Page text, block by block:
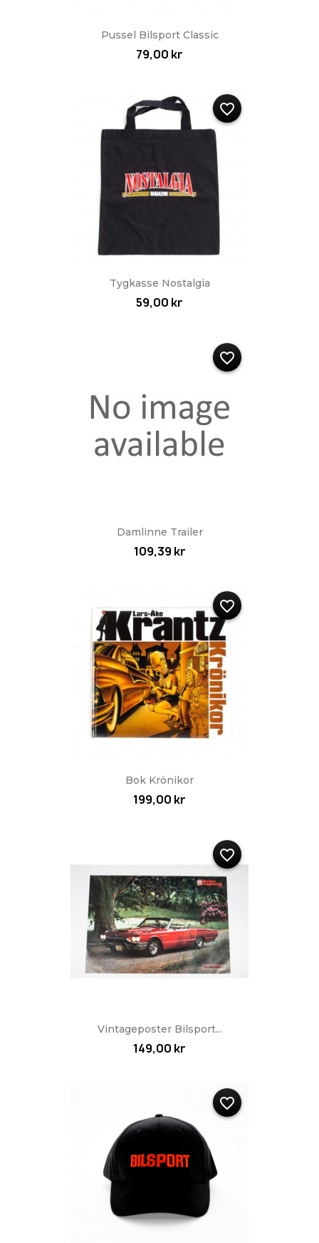
Pussel Bilsport Classic
79,00 kr
Tygkasse Nostalgia
59,00 kr
favorite_border
Damlinne Trailer
109,39 kr
favorite_border
Bok Krönikor
199,00 kr
favorite_border
Vintageposter Bilsport...
149,00 kr
favorite_border
favorite_border